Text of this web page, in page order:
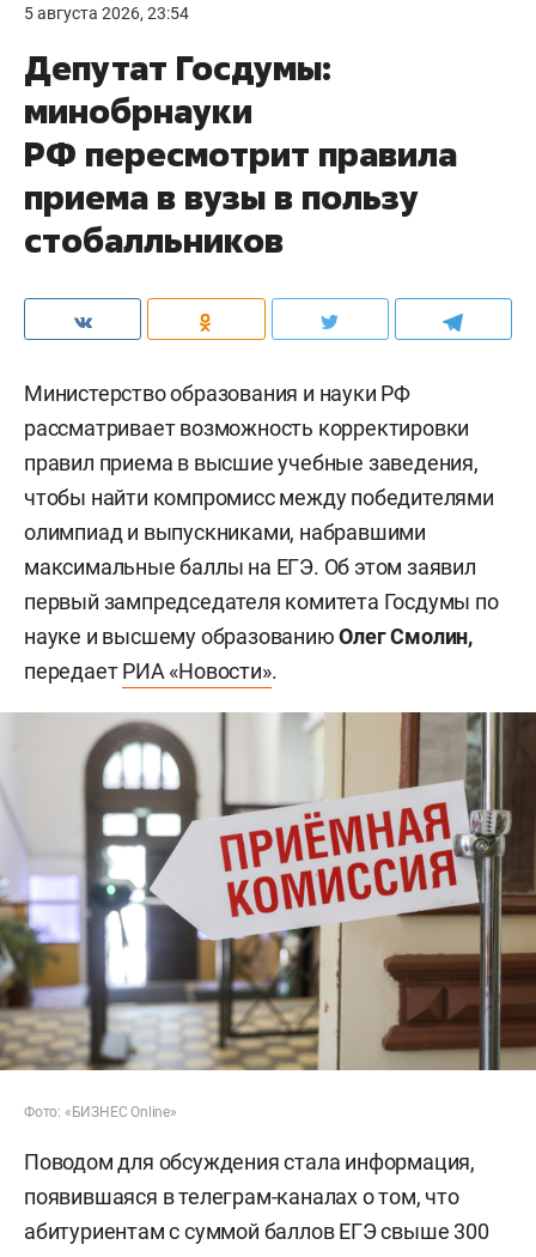
5 августа 2026, 23:54
Депутат Госдумы:
минобрнауки
РФ пересмотрит правила
приема в вузы в пользу
стобалльников
Министерство образования и науки РФ
рассматривает возможность корректировки
правил приема в высшие учебные заведения,
чтобы найти компромисс между победителями
олимпиад и выпускниками, набравшими
максимальные баллы на ЕГЭ. Об этом заявил
первый зампредседателя комитета Госдумы по
науке и высшему образованиюОлег Смолин,
передаетРИА «Новости».
Фото: «БИЗНЕС Online»
Поводом для обсуждения стала информация,
появившаяся в телеграм-каналах о том, что
абитуриентам с суммой баллов ЕГЭ свыше 300